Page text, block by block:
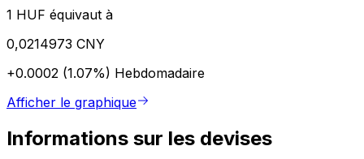
1 HUF équivaut à
0,0214973 CNY
+0.0002 (1.07%) Hebdomadaire
Afficher le graphique
Informations sur les devises